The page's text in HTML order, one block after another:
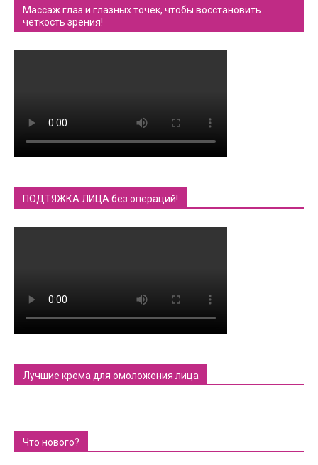
Массаж глаз и глазных точек, чтобы восстановить
четкость зрения!
ПОДТЯЖКА ЛИЦА без операций!
Лучшие крема для омоложения лица
Что нового?